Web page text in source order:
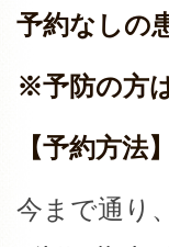
予約なしの
※予防の方
【予約方法】
今まで通り